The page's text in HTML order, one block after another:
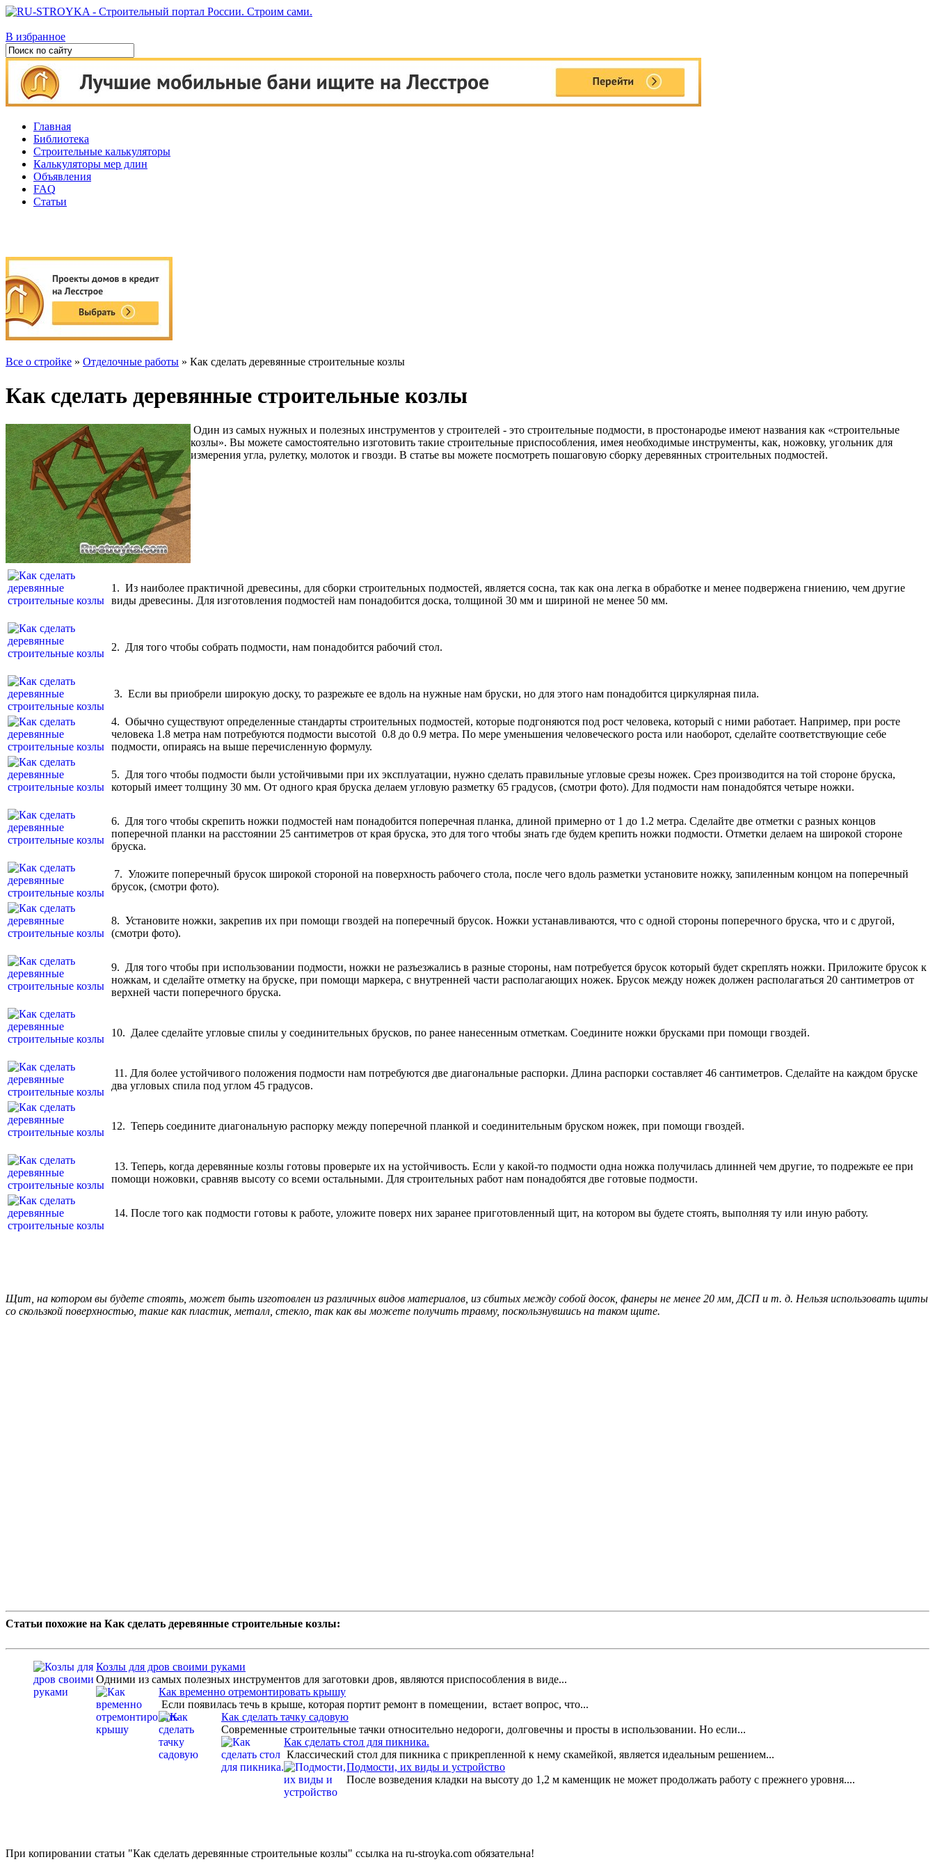
В избранное
Главная
Библиотека
Строительные калькуляторы
Калькуляторы мер длин
Объявления
FAQ
Статьи
Все о стройке » Отделочные работы » Как сделать деревянные строительные козлы
Как сделать деревянные строительные козлы
Один из самых нужных и полезных инструментов у строителей - это строительные подмости, в простонародье имеют названия как «строительные
козлы». Вы можете самостоятельно изготовить такие строительные приспособления, имея необходимые инструменты, как, ножовку, угольник для
измерения угла, рулетку, молоток и гвозди. В статье вы можете посмотреть пошаговую сборку деревянных строительных подмостей.
1. Из наиболее практичной древесины, для сборки строительных подмостей, является сосна, так как она легка в обработке и менее подвержена гниению, чем другие
виды древесины. Для изготовления подмостей нам понадобится доска, толщиной 30 мм и шириной не менее 50 мм.
2. Для того чтобы собрать подмости, нам понадобится рабочий стол.
3. Если вы приобрели широкую доску, то разрежьте ее вдоль на нужные нам бруски, но для этого нам понадобится циркулярная пила.
4. Обычно существуют определенные стандарты строительных подмостей, которые подгоняются под рост человека, который с ними работает. Например, при росте
человека 1.8 метра нам потребуются подмости высотой 0.8 до 0.9 метра. По мере уменьшения человеческого роста или наоборот, сделайте соответствующие себе
подмости, опираясь на выше перечисленную формулу.
5. Для того чтобы подмости были устойчивыми при их эксплуатации, нужно сделать правильные угловые срезы ножек. Срез производится на той стороне бруска,
который имеет толщину 30 мм. От одного края бруска делаем угловую разметку 65 градусов, (смотри фото). Для подмости нам понадобятся четыре ножки.
6. Для того чтобы скрепить ножки подмостей нам понадобится поперечная планка, длиной примерно от 1 до 1.2 метра. Сделайте две отметки с разных концов
поперечной планки на расстоянии 25 сантиметров от края бруска, это для того чтобы знать где будем крепить ножки подмости. Отметки делаем на широкой стороне
бруска.
7. Уложите поперечный брусок широкой стороной на поверхность рабочего стола, после чего вдоль разметки установите ножку, запиленным концом на поперечный
брусок, (смотри фото).
8. Установите ножки, закрепив их при помощи гвоздей на поперечный брусок. Ножки устанавливаются, что с одной стороны поперечного бруска, что и с другой,
(смотри фото).
9. Для того чтобы при использовании подмости, ножки не разъезжались в разные стороны, нам потребуется брусок который будет скреплять ножки. Приложите брусок к
ножкам, и сделайте отметку на бруске, при помощи маркера, с внутренней части располагающих ножек. Брусок между ножек должен располагаться 20 сантиметров от
верхней части поперечного бруска.
10. Далее сделайте угловые спилы у соединительных брусков, по ранее нанесенным отметкам. Соедините ножки брусками при помощи гвоздей.
11. Для более устойчивого положения подмости нам потребуются две диагональные распорки. Длина распорки составляет 46 сантиметров. Сделайте на каждом бруске
два угловых спила под углом 45 градусов.
12. Теперь соедините диагональную распорку между поперечной планкой и соединительным бруском ножек, при помощи гвоздей.
13. Теперь, когда деревянные козлы готовы проверьте их на устойчивость. Если у какой-то подмости одна ножка получилась длинней чем другие, то подрежьте ее при
помощи ножовки, сравняв высоту со всеми остальными. Для строительных работ нам понадобятся две готовые подмости.
14. После того как подмости готовы к работе, уложите поверх них заранее приготовленный щит, на котором вы будете стоять, выполняя ту или иную работу.
Щит, на котором вы будете стоять, может быть изготовлен из различных видов материалов, из сбитых между собой досок, фанеры не менее 20 мм, ДСП и т. д. Нельзя использовать щиты
со скользкой поверхностью, такие как пластик, металл, стекло, так как вы можете получить травму, поскользнувшись на таком щите.
Статьи похожие на Как сделать деревянные строительные козлы:
Козлы для дров своими руками
Одними из самых полезных инструментов для заготовки дров, являются приспособления в виде...
Как временно отремонтировать крышу
Если появилась течь в крыше, которая портит ремонт в помещении, встает вопрос, что...
Как сделать тачку садовую
Современные строительные тачки относительно недороги, долговечны и просты в использовании. Но если...
Как сделать стол для пикника.
Классический стол для пикника c прикрепленной к нему скамейкой, является идеальным решением...
Подмости, их виды и устройство
После возведения кладки на высоту до 1,2 м каменщик не может продолжать работу с прежнего уровня....
При копировании статьи "Как сделать деревянные строительные козлы" ссылка на ru-stroyka.com обязательна!